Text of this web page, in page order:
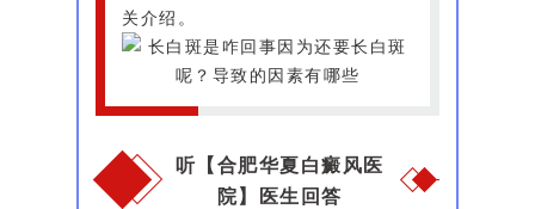
关介绍。
听【合肥华夏白癜风医
院】医生回答